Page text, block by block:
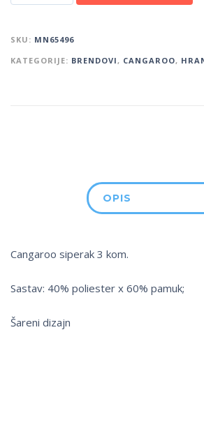
SKU: MN65496
KATEGORIJE: BRENDOVI, CANGAROO,
OPIS
Cangaroo siperak 3 kom.
Sastav: 40% poliester x 60% pamuk;
Šareni dizajn